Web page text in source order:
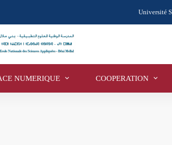
Université
NUMERIQUE COOPERATION